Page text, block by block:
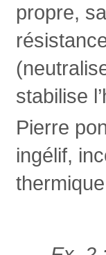
propre,
stabilise
Pierre
ingélif,